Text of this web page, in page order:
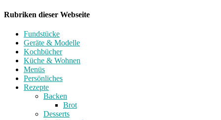
Rubriken dieser Webseite
Fundstücke
Geräte & Modelle
Kochbücher
Küche & Wohnen
Menüs
Persönliches
Rezepte
Backen
Brot
Desserts